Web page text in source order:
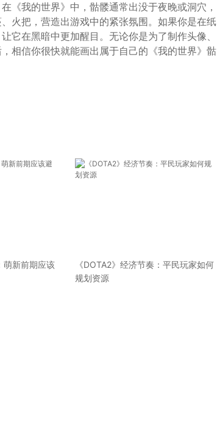
《我的世界》中，骷髅通常出没于夜晚或洞穴，
火把，营造出游戏中的紧张氛围。如果你是在纸
它在黑暗中更加醒目。无论你是为了制作头像、
相信你很快就能画出属于自己的《我的世界》骷
萌新前期应该
《DOTA2》经济节奏：平民玩家如何
规划资源